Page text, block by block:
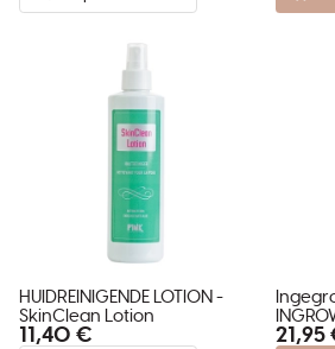
HUIDREINIGENDE LOTION -
SkinClean Lotion
11,40 € 21,95